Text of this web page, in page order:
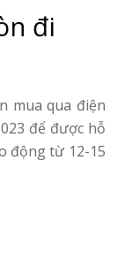
đi
mua qua điện
để được hỗ
động từ 12-15